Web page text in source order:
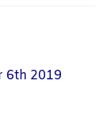
6th 2019